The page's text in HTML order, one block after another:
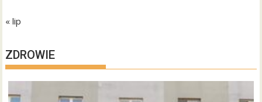
« lip
ZDROWIE